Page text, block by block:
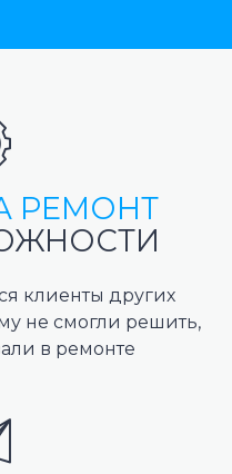
РЕМОНТ
клиенты других
не смогли решить,
в ремонте